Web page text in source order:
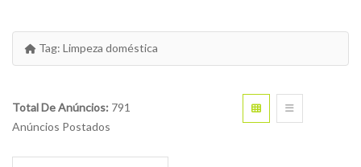
Tag: Limpeza doméstica
Total De Anúncios: 791
Anúncios Postados